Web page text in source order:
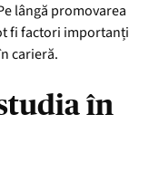
lângă promovarea
fi factori importanți
carieră.
în